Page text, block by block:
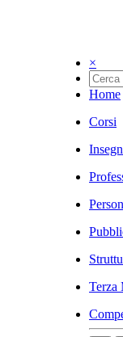
×
Home
Corsi
Terza